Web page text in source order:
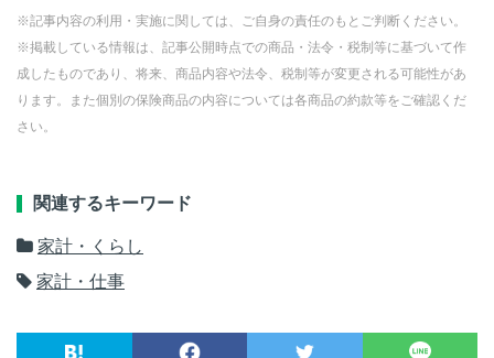
※記事内容の利用・実施に関しては、ご自身の責任のもとご判断ください。
※掲載している情報は、記事公開時点での商品・法令・税制等に基づいて作
成したものであり、将来、商品内容や法令、税制等が変更される可能性があ
ります。また個別の保険商品の内容については各商品の約款等をご確認くだ
さい。
関連するキーワード
家計・くらし
家計・仕事